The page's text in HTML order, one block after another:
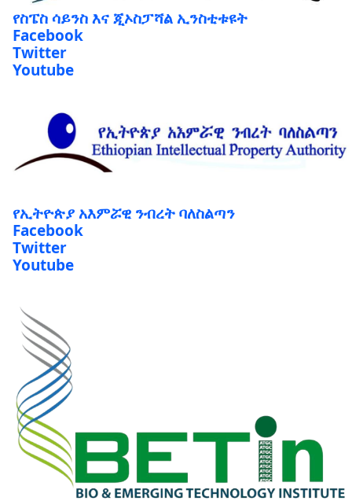
የስፔስ ሳይንስ እና ጂኦስፓሻል ኢንስቲቱዩት
Facebook
Twitter
Youtube
የኢትዮጵያ አእምሯዊ ንብረት ባለስልጣን
Facebook
Twitter
Youtube